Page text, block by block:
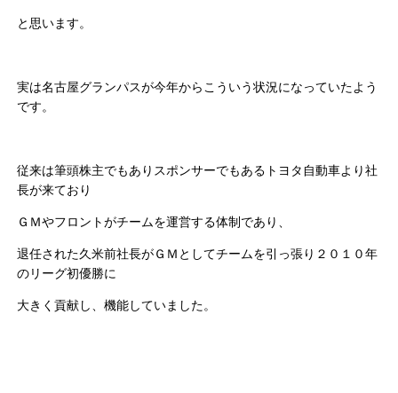
と思います。
実は名古屋グランパスが今年からこういう状況になっていたよう
です。
従来は筆頭株主でもありスポンサーでもあるトヨタ自動車より社
長が来ており
ＧＭやフロントがチームを運営する体制であり、
退任された久米前社長がＧＭとしてチームを引っ張り２０１０年
のリーグ初優勝に
大きく貢献し、機能していました。